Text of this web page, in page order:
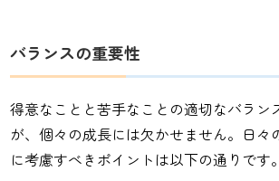
バランスの重要性
得意なことと苦手なことの適切なバラン
が、個々の成長には欠かせません。日々
に考慮すべきポイントは以下の通りです。